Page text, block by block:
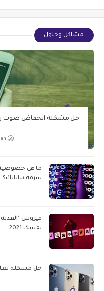
مشاكل وحلول
حل مشكلة انخفاض صوت رنة
ما هي خصوصية
سرقة بياناتك؟
فيروس
نفسك 2021
حل مشكلة